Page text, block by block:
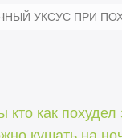
УКСУС ПРИ
кто как похудел